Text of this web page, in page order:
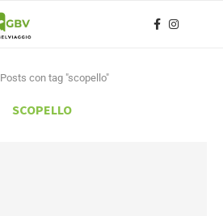
Posts con tag "scopello"
SCOPELLO